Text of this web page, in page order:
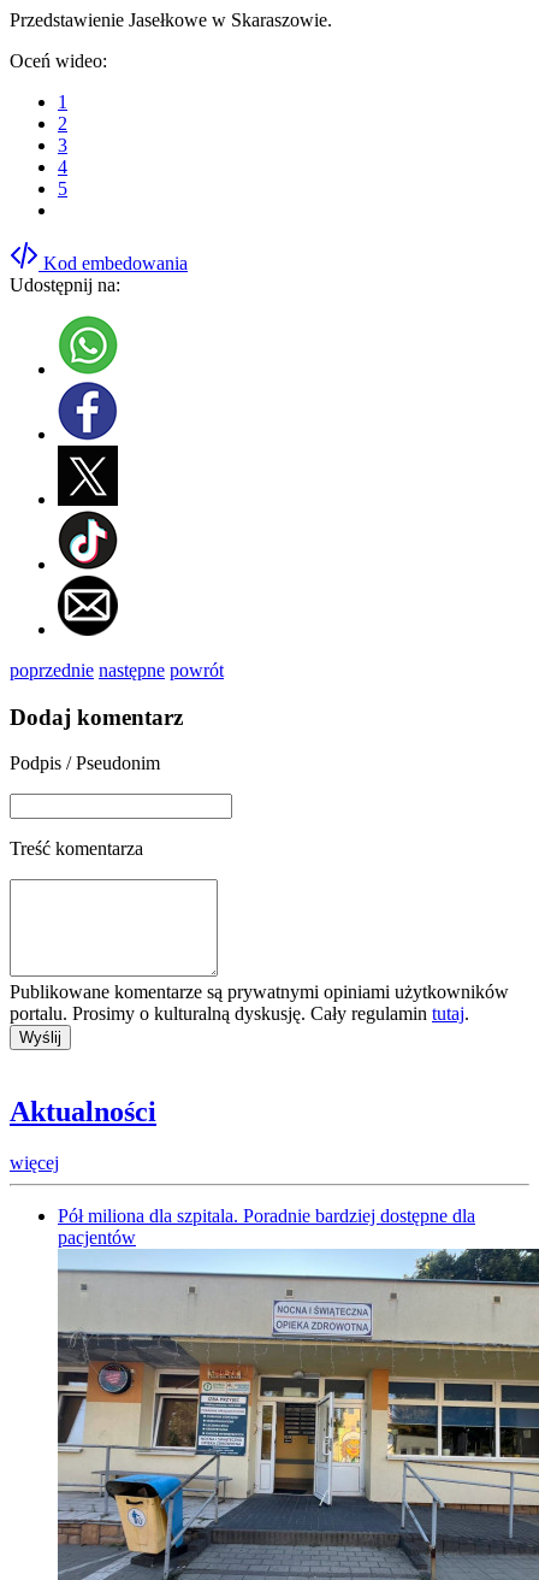
Przedstawienie Jasełkowe w Skaraszowie.
Oceń wideo:
1
2
3
4
5
Kod embedowania
Udostępnij na:
poprzednie następne powrót
Dodaj komentarz
Podpis / Pseudonim
Treść komentarza
Publikowane komentarze są prywatnymi opiniami użytkowników
portalu. Prosimy o kulturalną dyskusję. Cały regulamin tutaj.
Aktualności
więcej
Pół miliona dla szpitala. Poradnie bardziej dostępne dla
pacjentów